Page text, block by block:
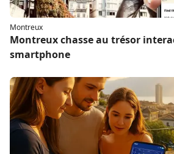
Montreux
Montreux chasse au trésor
smartphone